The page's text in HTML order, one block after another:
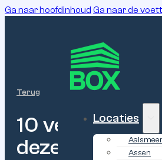
Ga naar hoofdinhoud Ga naar de
Locaties
Assen
Terug
10
deze
voorkomt